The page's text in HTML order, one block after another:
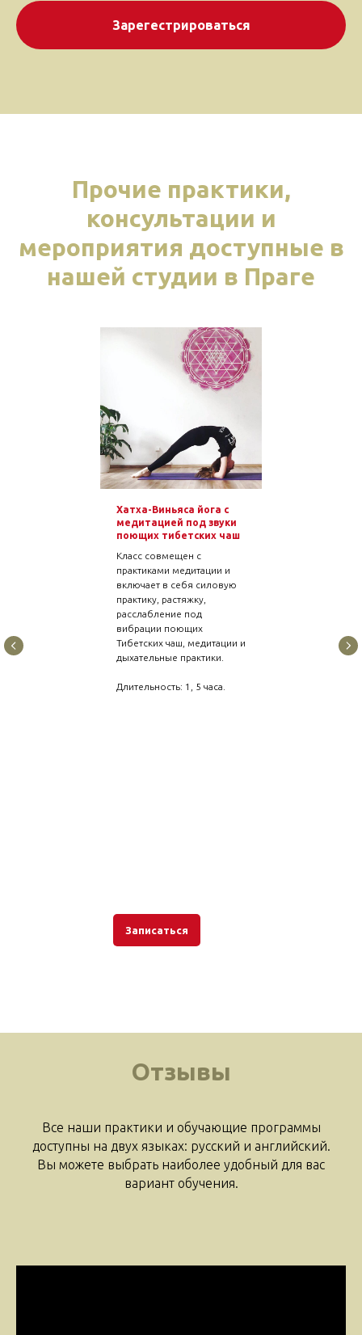
Зарегестрироваться
Прочие практики,
консультации и
мероприятия доступные в
нашей студии в Праге
Хатха-Виньяса йога с
медитацией под звуки
поющих тибетских чаш
Класс совмещен с
практиками медитации и
включает в себя силовую
практику, растяжку,
расслабление под
вибрации поющих
Тибетских чаш, медитации и
дыхательные практики.
Длительность: 1, 5 часа.
Записаться
Отзывы
Все наши практики и обучающие программы
доступны на двух языках: русский и английский.
Вы можете выбрать наиболее удобный для вас
вариант обучения.